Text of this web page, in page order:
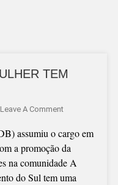
TEM
Leave A CommentOn
DA
MULHER
TEM
NOVA
assumiu o cargo em
a promoção da
na comunidade A
do Sul tem uma